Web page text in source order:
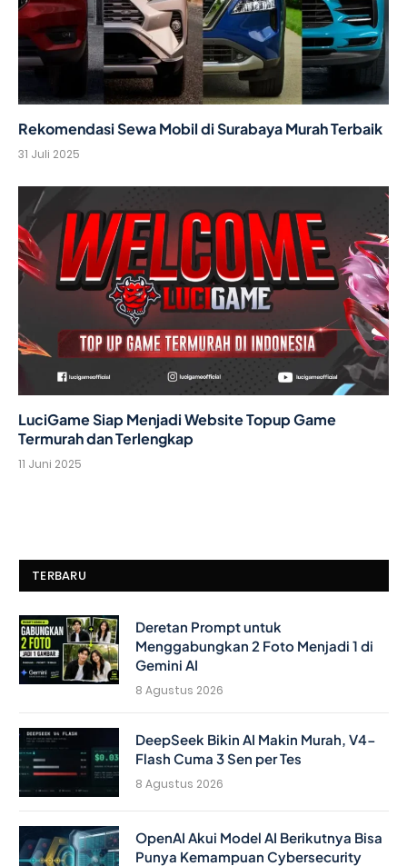
Rekomendasi Sewa Mobil di Surabaya Murah Terbaik
31 Juli 2025
LuciGame Siap Menjadi Website Topup Game
Termurah dan Terlengkap
11 Juni 2025
TERBARU
Deretan Prompt untuk
Menggabungkan 2 Foto Menjadi 1 di
Gemini AI
8 Agustus 2026
DeepSeek Bikin AI Makin Murah, V4-
Flash Cuma 3 Sen per Tes
8 Agustus 2026
OpenAI Akui Model AI Berikutnya Bisa
Punya Kemampuan Cybersecurity